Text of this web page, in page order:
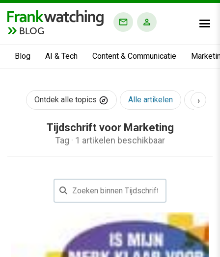
BLOG
Blog AI & Tech Content & Communicatie
Ontdek alle topics Alle artikelen AI &
›
Tijdschrift voor Marketing
Tag · 1 artikelen beschikbaar